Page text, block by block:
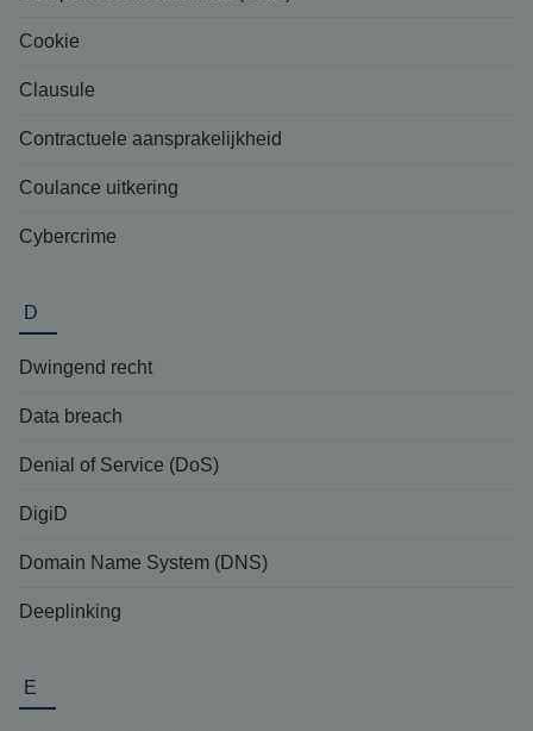
Cookie
Clausule
Contractuele aansprakelijkheid
Coulance uitkering
Cybercrime
D
Dwingend recht
Data breach
Denial of Service (DoS)
DigiD
Domain Name System (DNS)
Deeplinking
E